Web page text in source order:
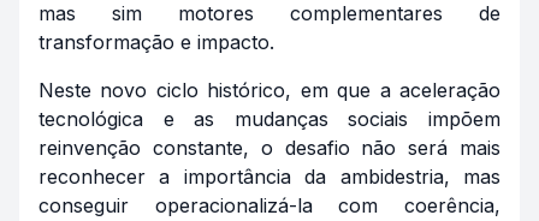
mas sim motores complementares de
transformação e impacto.
Neste novo ciclo histórico, em que a aceleração
tecnológica e as mudanças sociais impõem
reinvenção constante, o desafio não será mais
reconhecer a importância da ambidestria, mas
conseguir operacionalizá-la com coerência,